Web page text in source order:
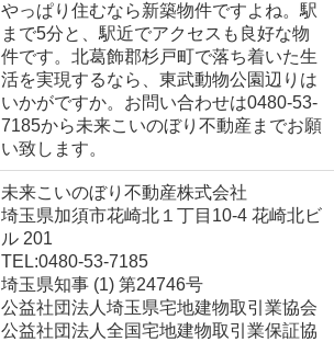
やっぱり住むなら新築物件ですよね。駅
まで5分と、駅近でアクセスも良好な物
件です。北葛飾郡杉戸町で落ち着いた生
活を実現するなら、東武動物公園辺りは
いかがですか。お問い合わせは0480-53-
7185から未来こいのぼり不動産までお願
い致します。
未来こいのぼり不動産株式会社
埼玉県加須市花崎北１丁目10-4 花崎北ビ
ル 201
TEL:0480-53-7185
埼玉県知事 (1) 第24746号
公益社団法人埼玉県宅地建物取引業協会
公益社団法人全国宅地建物取引業保証協